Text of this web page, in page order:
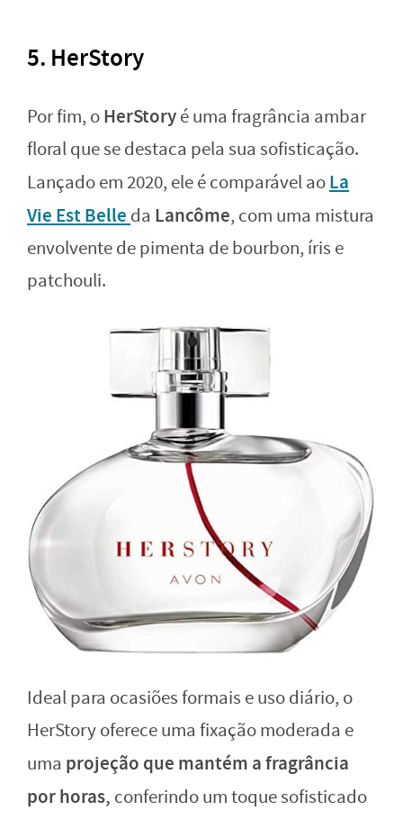
5. HerStory
Por fim, oHerStoryé uma fragrância ambar
floral que se destaca pela sua sofisticação.
Lançado em 2020, ele é comparável aoLa
Vie Est Belle da Lancôme, com uma mistura
envolvente de pimenta de bourbon, íris e
patchouli.
Ideal para ocasiões formais e uso diário, o
HerStory oferece uma fixação moderada e
uma projeção que mantém a fragrância
por horas, conferindo um toque sofisticado